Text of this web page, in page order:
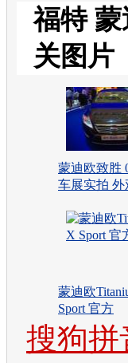
福特 蒙
关图片
蒙迪欧致胜
车展实拍 外
蒙迪欧
Sport 官方
搜狗拼